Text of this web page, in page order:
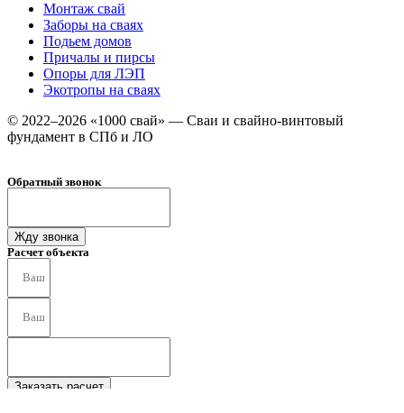
Монтаж свай
Заборы на сваях
Подьем домов
Причалы и пирсы
Опоры для ЛЭП
Экотропы на сваях
© 2022–2026 «1000 свай» — Сваи и свайно-винтовый
фундамент в СПб и ЛО
Обратный звонок
Жду звонка
Расчет объекта
Заказать расчет